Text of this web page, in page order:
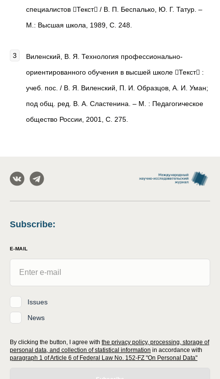
специалистов Текст / В. П. Беспалько, Ю. Г. Татур. –
М.: Высшая школа, 1989, С. 248.
Виленский, В. Я. Технология профессионально-
ориентированного обучения в высшей школе Текст :
учеб. пос. / В. Я. Виленский, П. И. Образцов, А. И. Уман;
под общ. ред. В. А. Сластенина. – М. : Педагогическое
общество России, 2001, С. 275.
Subscribe:
E-MAIL
Issues
News
By clicking the button, I agree with the privacy policy, processing, storage of
personal data, and collection of statistical information in accordance with
paragraph 1 of Article 6 of Federal Law No. 152-FZ "On Personal Data"